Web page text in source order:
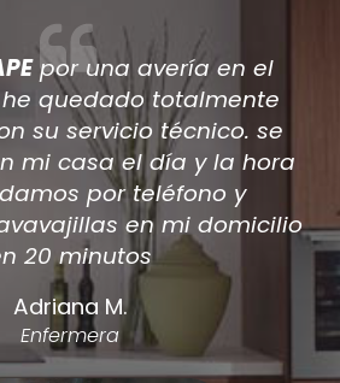
de que varios técnicos
casa a reparar mi aire
encontré por internet a
los únicos en dar una
mi aire acondicionado.
de la reparación y
el a/a como nuevo.
Antonio Silvente
Carpintero